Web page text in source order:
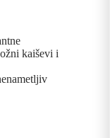
kaiševi i